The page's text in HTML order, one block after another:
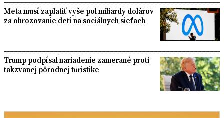
Meta musí zaplatiť vyše pol miliardy dolárov
za ohrozovanie detí na sociálnych sieťach
Trump podpísal nariadenie zamerané proti
takzvanej pôrodnej turistike